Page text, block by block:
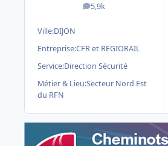
5,9k
messages
Ville:DIJON
Entreprise:CFR et REGIORAIL
Service:Direction Sécurité
Métier & Lieu:Secteur Nord Est
du RFN